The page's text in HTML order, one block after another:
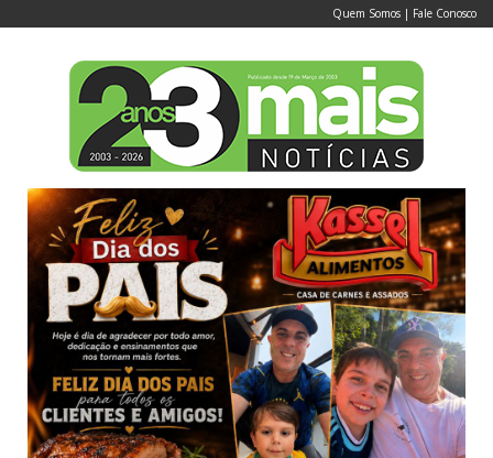
Quem Somos | Fale Conosco